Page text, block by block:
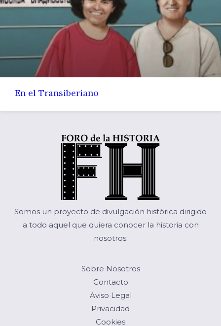
En el Transiberiano
Somos un proyecto de divulgación histórica dirigido
a todo aquel que quiera conocer la historia con
nosotros.
Sobre Nosotros
Contacto
Aviso Legal
Privacidad
Cookies